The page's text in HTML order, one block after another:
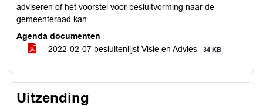
adviseren of het voorstel voor besluitvorming naar de
gemeenteraad kan.
Agenda documenten
2022-02-07 besluitenlijst Visie en Advies
34 KB
Uitzending